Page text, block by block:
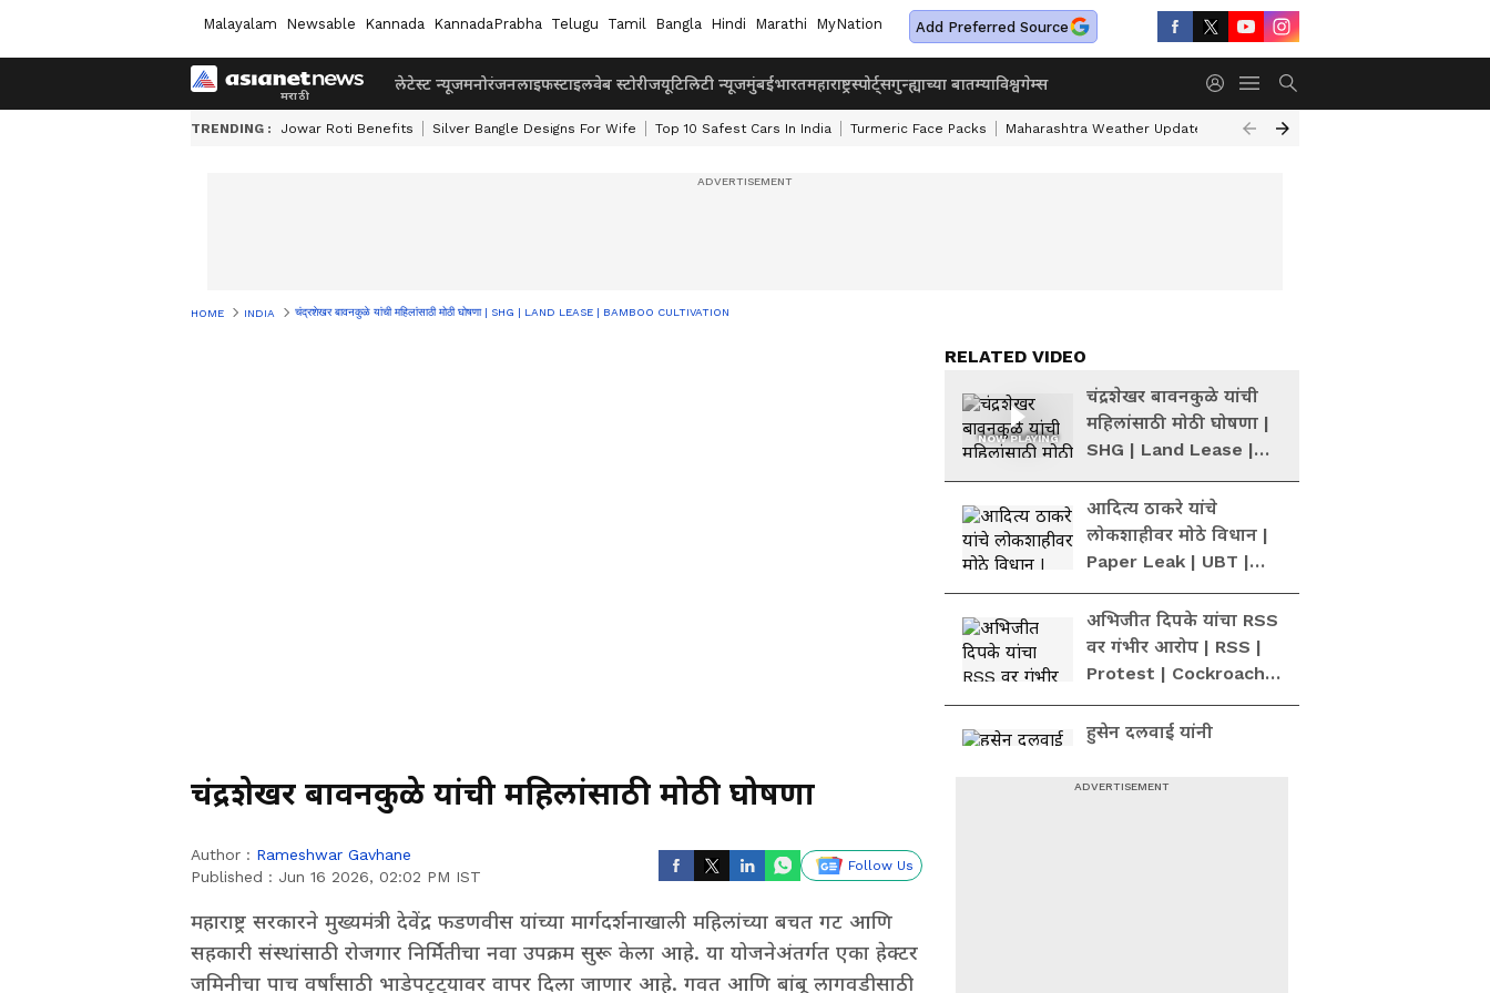
Malayalam Newsable Kannada KannadaPrabha Telugu Tamil Bangla Hindi Marathi MyNation Add Preferred Source
लेटेस्ट न्यूजमनोरंजनलाइफस्टाइलवेब स्टोरीजयूटिलिटी न्यूजमुंबईभारतमहाराष्ट्रस्पोर्ट्सगुन्ह्याच्या बातम्याविश्वगेम्स
TRENDING : Jowar Roti Benefits Silver Bangle Designs For Wife Top 10 Safest Cars In India Turmeric Face Packs Maharashtra Weather Update Mumbai Water Supply Cut
HOME INDIA चंद्रशेखर बावनकुळे यांची महिलांसाठी मोठी घोषणा | SHG | LAND LEASE | BAMBOO CULTIVATION
चंद्रशेखर बावनकुळे यांची महिलांसाठी मोठी घोषणा
Author : Rameshwar Gavhane
Published : Jun 16 2026, 02:02 PM IST
Follow Us
महाराष्ट्र सरकारने मुख्यमंत्री देवेंद्र फडणवीस यांच्या मार्गदर्शनाखाली महिलांच्या बचत गट आणि
सहकारी संस्थांसाठी रोजगार निर्मितीचा नवा उपक्रम सुरू केला आहे. या योजनेअंतर्गत एका हेक्टर
जमिनीचा पाच वर्षांसाठी भाडेपट्ट्यावर वापर दिला जाणार आहे. गवत आणि बांबू लागवडीसाठी
RELATED VIDEO
NOW PLAYING
चंद्रशेखर बावनकुळे यांची
महिलांसाठी मोठी घोषणा |
SHG | Land Lease |
Bamboo Cultivation
आदित्य ठाकरे यांचे
लोकशाहीवर मोठे विधान |
Paper Leak | UBT |
BJP | Farmer Issue
अभिजीत दिपके यांचा RSS
वर गंभीर आरोप | RSS |
Protest | Cockroach
Janata Party
हुसेन दलवाई यांनी
प्रतिक्रिया दिली | Owaisi |